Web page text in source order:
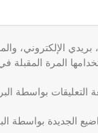
الإلكتروني،
المرة المقبلة
التعليقات بواسطة
الجديدة بواسطة